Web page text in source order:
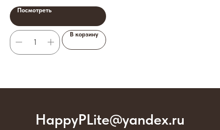
Посмотреть
В корзину
HappyPLite@yandex.ru